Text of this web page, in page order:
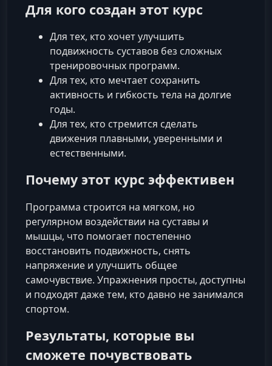
Для кого создан этот курс
Для тех, кто хочет улучшить
подвижность суставов без сложных
тренировочных программ.
Для тех, кто мечтает сохранить
активность и гибкость тела на долгие
годы.
Для тех, кто стремится сделать
движения плавными, уверенными и
естественными.
Почему этот курс эффективен
Программа строится на мягком, но
регулярном воздействии на суставы и
мышцы, что помогает постепенно
восстановить подвижность, снять
напряжение и улучшить общее
самочувствие. Упражнения просты, доступны
и подходят даже тем, кто давно не занимался
спортом.
Результаты, которые вы
сможете почувствовать